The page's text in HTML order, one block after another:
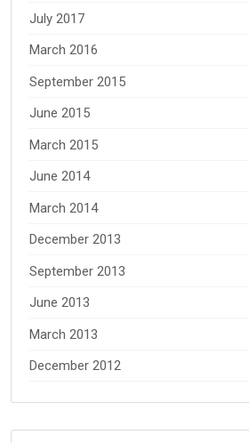
July 2017
March 2016
September 2015
June 2015
March 2015
June 2014
March 2014
December 2013
September 2013
June 2013
March 2013
December 2012